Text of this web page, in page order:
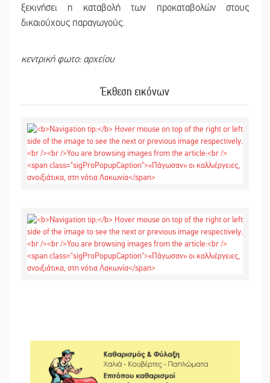
ξεκινήσει η καταβολή των προκαταβολών στους
δικαιούχους παραγωγούς.
κεντρική φωτο: αρχείου
Έκθεση εικόνων